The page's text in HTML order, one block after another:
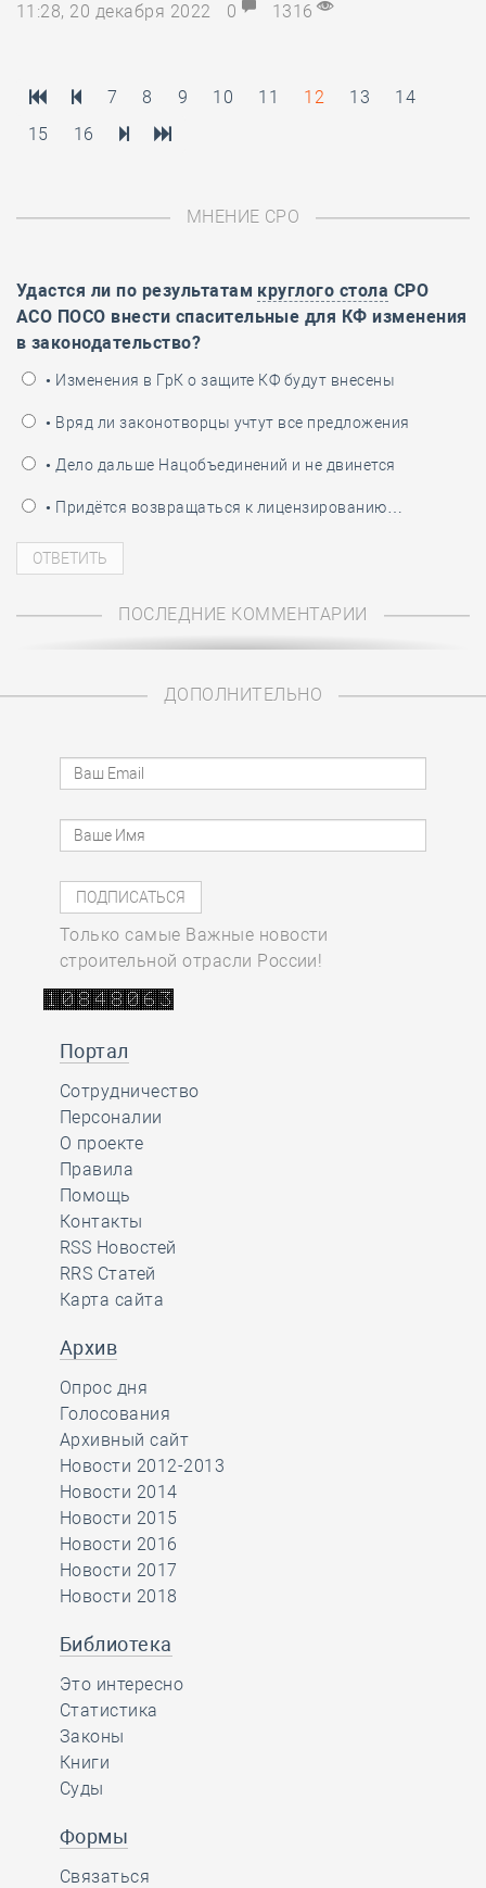
11:28, 20 декабря 2022
0 1316
7 8 9 10 11 12 13
14
15
16
МНЕНИЕ СРО
Удастся ли по результатам круглого стола СРО
АСО ПОСО внести спасительные для КФ изменения
в законодательство?
• Изменения в ГрК о защите КФ будут внесены
• Вряд ли законотворцы учтут все предложения
• Дело дальше Нацобъединений и не двинется
• Придётся возвращаться к лицензированию…
ПОСЛЕДНИЕ КОММЕНТАРИИ
ДОПОЛНИТЕЛЬНО
Только самые Важные новости
строительной отрасли России!
Портал
Сотрудничество
Персоналии
О проекте
Правила
Помощь
Контакты
RSS Новостей
RRS Статей
Карта сайта
Архив
Опрос дня
Голосования
Архивный сайт
Новости 2012-2013
Новости 2014
Новости 2015
Новости 2016
Новости 2017
Новости 2018
Библиотека
Это интересно
Статистика
Законы
Книги
Суды
Формы
Связаться